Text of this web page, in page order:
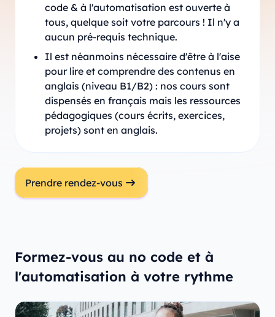
code & à l'automatisation est ouverte à
tous, quelque soit votre parcours ! Il n'y a
aucun pré-requis technique.
Il est néanmoins nécessaire d'être à l'aise
pour lire et comprendre des contenus en
anglais (niveau B1/B2) : nos cours sont
dispensés en français mais les ressources
pédagogiques (cours écrits, exercices,
projets) sont en anglais.
Prendre rendez-vous
Formez-vous au no code et à
l'automatisation à votre rythme